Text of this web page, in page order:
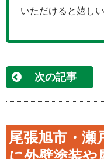
いただけると嬉しい
次の記事
尾張旭市・瀬